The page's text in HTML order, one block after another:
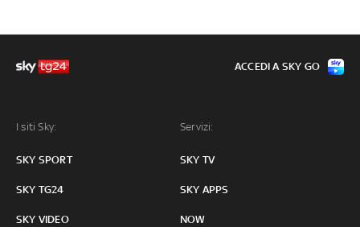
I siti Sky:
SKY SPORT
SKY TG24
SKY VIDEO
Servizi:
SKY TV
SKY APPS
NOW
ACCEDI A SKY GO